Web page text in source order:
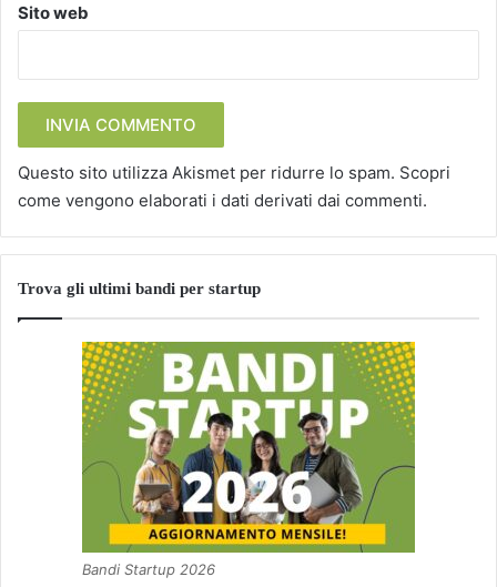
Sito web
Questo sito utilizza Akismet per ridurre lo spam. Scopri
come vengono elaborati i dati derivati dai commenti.
Trova gli ultimi bandi per startup
Bandi Startup 2026